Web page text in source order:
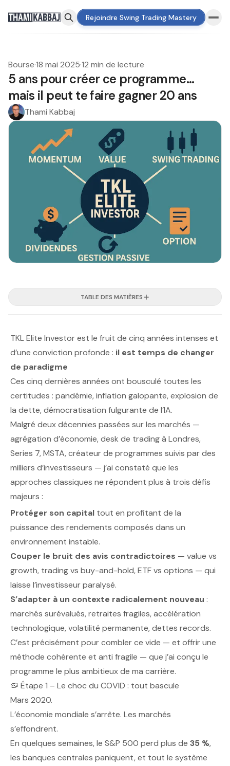
Rejoindre Swing Trading Mastery
Bourse·18 mai 2025·12 min de lecture
5 ans pour créer ce programme…
mais il peut te faire gagner 20 ans
Thami Kabbaj
TABLE DES MATIÈRES
TKL Elite Investor est le fruit de cinq années intenses et
d’une conviction profonde : il est temps de changer
de paradigme
Ces cinq dernières années ont bousculé toutes les
certitudes : pandémie, inflation galopante, explosion de
la dette, démocratisation fulgurante de l’IA.
Malgré deux décennies passées sur les marchés —
agrégation d’économie, desk de trading à Londres,
Series 7, MSTA, créateur de programmes suivis par des
milliers d’investisseurs — j’ai constaté que les
approches classiques ne répondent plus à trois défis
majeurs :
Protéger son capital tout en profitant de la
puissance des rendements composés dans un
environnement instable.
Couper le bruit des avis contradictoires — value vs
growth, trading vs buy-and-hold, ETF vs options — qui
laisse l’investisseur paralysé.
S’adapter à un contexte radicalement nouveau :
marchés surévalués, retraites fragiles, accélération
technologique, volatilité permanente, dettes records.
C’est précisément pour combler ce vide — et offrir une
méthode cohérente et anti fragile — que j’ai conçu le
programme le plus ambitieux de ma carrière.
🦠 Étape 1 – Le choc du COVID : tout bascule
Mars 2020.
L’économie mondiale s’arrête. Les marchés
s’effondrent.
En quelques semaines, le S&P 500 perd plus de 35 %,
les banques centrales paniquent, et tout le système